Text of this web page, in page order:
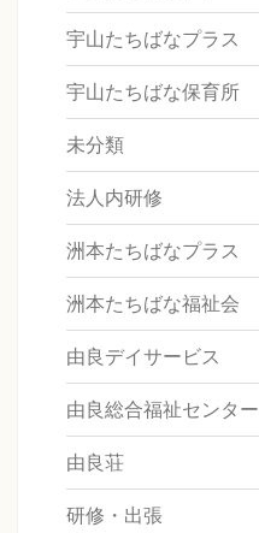
宇山たちばなプラス
宇山たちばな保育所
未分類
法人内研修
洲本たちばなプラス
洲本たちばな福祉会
由良デイサービス
由良総合福祉センター
由良荘
研修・出張